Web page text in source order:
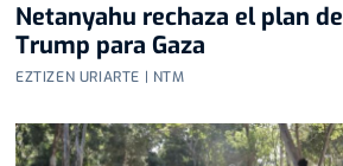
Netanyahu rechaza el plan de
Trump para Gaza
EZTIZEN URIARTE | NTM